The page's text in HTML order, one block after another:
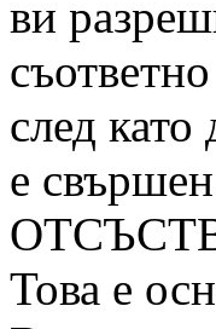
ви
след
е
Това е